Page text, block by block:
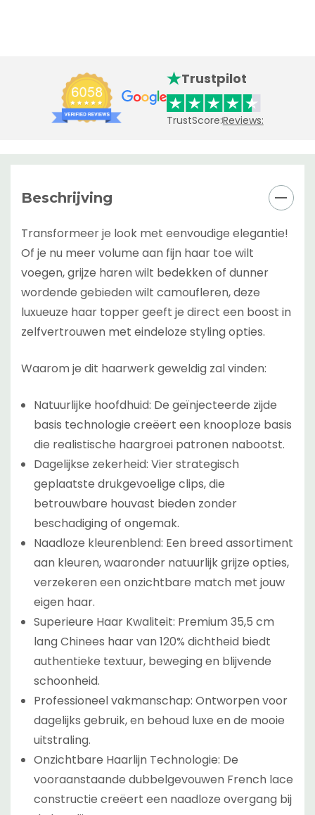
Trustpilot
TrustScore:Reviews:
Beschrijving
Transformeer je look met eenvoudige elegantie!
Of je nu meer volume aan fijn haar toe wilt
voegen, grijze haren wilt bedekken of dunner
wordende gebieden wilt camoufleren, deze
luxueuze haar topper geeft je direct een boost in
zelfvertrouwen met eindeloze styling opties.
Waarom je dit haarwerk geweldig zal vinden:
Natuurlijke hoofdhuid: De geïnjecteerde zijde
basis technologie creëert een knooploze basis
die realistische haargroei patronen nabootst.
Dagelijkse zekerheid: Vier strategisch
geplaatste drukgevoelige clips, die
betrouwbare houvast bieden zonder
beschadiging of ongemak.
Naadloze kleurenblend: Een breed assortiment
aan kleuren, waaronder natuurlijk grijze opties,
verzekeren een onzichtbare match met jouw
eigen haar.
Superieure Haar Kwaliteit: Premium 35,5 cm
lang Chinees haar van 120% dichtheid biedt
authentieke textuur, beweging en blijvende
schoonheid.
Professioneel vakmanschap: Ontworpen voor
dagelijks gebruik, en behoud luxe en de mooie
uitstraling.
Onzichtbare Haarlijn Technologie: De
vooraanstaande dubbelgevouwen French lace
constructie creëert een naadloze overgang bij